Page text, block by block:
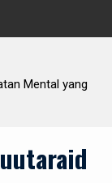
Mental yang